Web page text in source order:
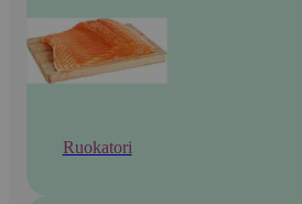
Ruokatori